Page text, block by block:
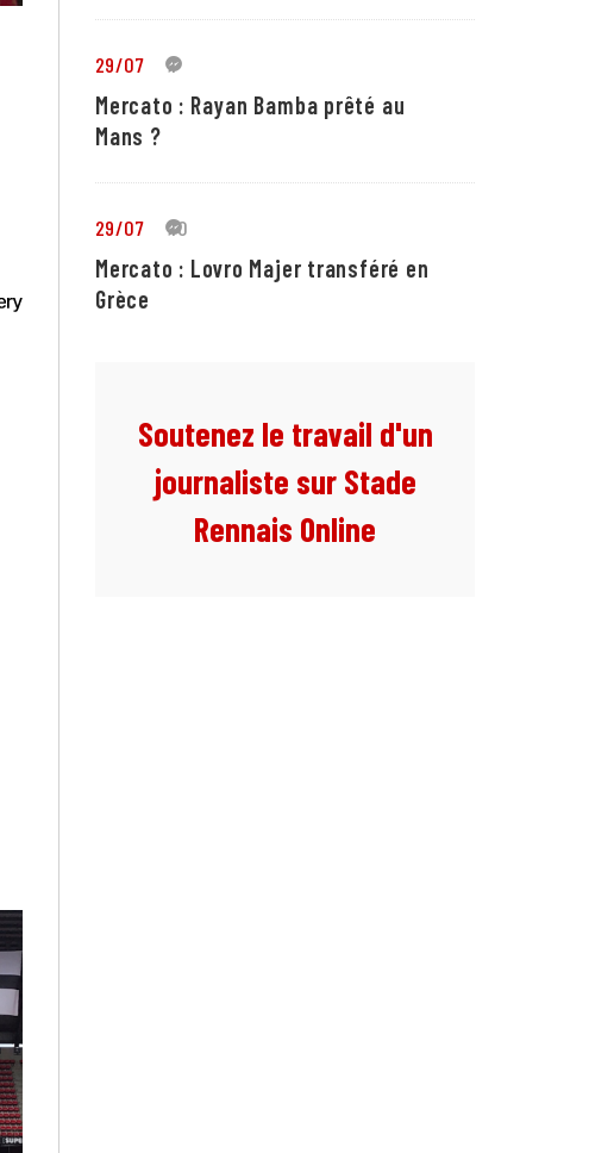
29/07 1
Mercato : Rayan Bamba prêté au
Mans ?
29/07 10
Mercato : Lovro Majer transféré en
Grèce
Soutenez le travail d'un
journaliste sur Stade
Rennais Online